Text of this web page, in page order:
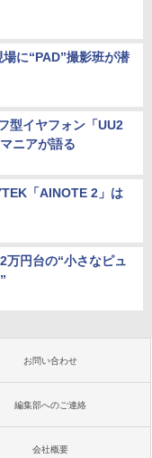
場に“PAD”撮影班が潜
型イヤフォン「UU2
ニアが語る
「AINOTE 2」は
万円台の“小さなピュ
お問い合わせ
編集部へのご連絡
会社概要